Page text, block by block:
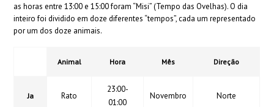
as horas entre 13:00 e 15:00 foram “Misi” (Tempo das Ovelhas).O dia
inteiro foi dividido em doze diferentes “tempos”, cada um representado
por um dos doze animais.
Animal Hora Mês Direção
Ja Rato
23:00-
01:00
Novembro Norte